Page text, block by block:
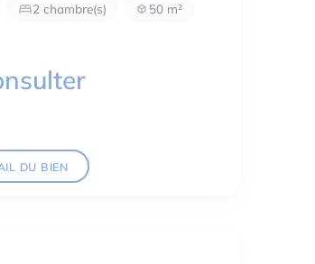
2 chambre(s) 50 m²
DU BIEN